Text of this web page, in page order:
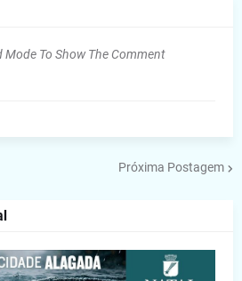
Mode To Show The Comment
Próxima Postagem